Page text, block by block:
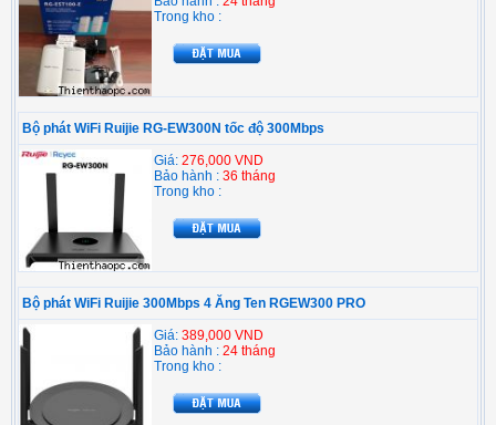
Trong kho :
Bộ phát WiFi Ruijie RG-EW300N tốc độ 300Mbps
Giá: 276,000 VND
Bảo hành : 36 tháng
Trong kho :
Bộ phát WiFi Ruijie 300Mbps 4 Ăng Ten RGEW300 PRO
Giá: 389,000 VND
Bảo hành : 24 tháng
Trong kho :